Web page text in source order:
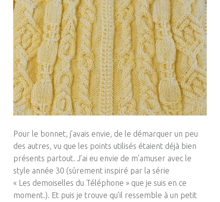
Pour le bonnet, j’avais envie, de le démarquer un peu
des autres, vu que les points utilisés étaient déjà bien
présents partout. J’ai eu envie de m’amuser avec le
style année 30 (sûrement inspiré par la série
« Les demoiselles du Téléphone » que je suis en ce
moment.). Et puis je trouve qu’il ressemble à un petit